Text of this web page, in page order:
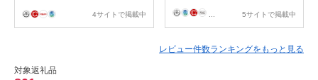
4サイトで掲載中 5サイトで掲載中
レビュー件数ランキングをもっと見る
対象返礼品